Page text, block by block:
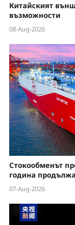
Китайският
възможности
08-Aug-2026
Стокообменът
година
07-Aug-2026